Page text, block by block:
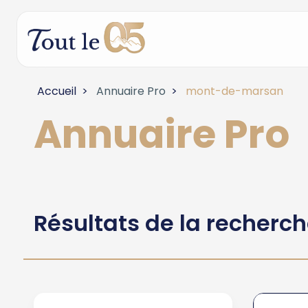
Accueil Annuaire Pro mont-de-marsan
Annuaire Pro
Résultats de la